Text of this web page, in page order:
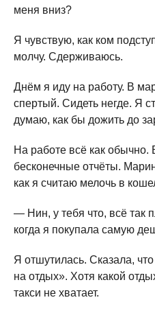
меня вниз?
Я чувствую, как ком
молчу. Сдерживаюсь.
Днём я иду на работу. В
спертый. Сидеть негде. Я
думаю, как бы дожить до
На работе всё как обычно.
бесконечные отчёты.
как я считаю мелочь в
— Нин, у тебя что, всё так
когда я покупала самую
Я отшутилась. Сказала,
на отдых». Хотя какой
такси не хватает.